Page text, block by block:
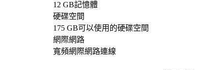
12 GB記憶體
硬碟空間
175 GB可以使用的硬碟空間
網際網路
寬頻網際網路連線